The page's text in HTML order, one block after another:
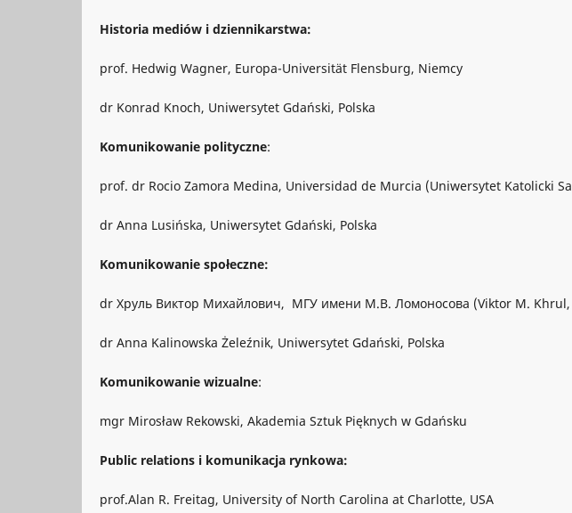
Historia mediów i dziennikarstwa:
prof. Hedwig Wagner, Europa-Universität Flensburg, Niemcy
dr Konrad Knoch, Uniwersytet Gdański, Polska
Komunikowanie polityczne:
prof. dr Rocio Zamora Medina, Universidad de Murcia (Uniwersytet Katolicki
dr Anna Lusińska, Uniwersytet Gdański, Polska
Komunikowanie społeczne:
dr Хруль Виктор Михайлович, МГУ имени М.В. Ломоносова (Viktor M. Khrul,
dr Anna Kalinowska Żeleźnik, Uniwersytet Gdański, Polska
Komunikowanie wizualne:
mgr Mirosław Rekowski, Akademia Sztuk Pięknych w Gdańsku
Public relations i komunikacja rynkowa:
prof.Alan R. Freitag, University of North Carolina at Charlotte, USA